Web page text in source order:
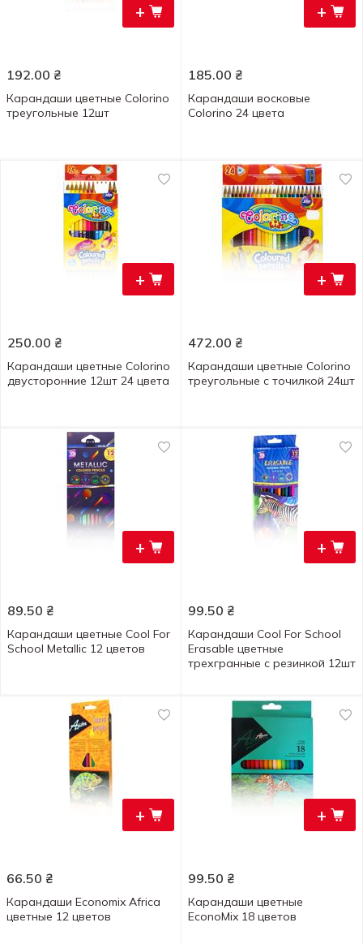
+
192.00 ₴
Карандаши цветные Colorino
треугольные 12шт
+
185.00 ₴
Карандаши восковые
Colorino 24 цвета
+
250.00 ₴
Карандаши цветные Colorino
двусторонние 12шт 24 цвета
+
472.00 ₴
Карандаши цветные Colorino
треугольные с точилкой 24шт
+
89.50 ₴
Карандаши цветные Cool For
School Metallic 12 цветов
+
99.50 ₴
Карандаши Cool For School
Erasable цветные
трехгранные с резинкой 12шт
+
66.50 ₴
Карандаши Economix Africa
цветные 12 цветов
+
99.50 ₴
Карандаши цветные
EconoMix 18 цветов